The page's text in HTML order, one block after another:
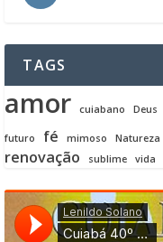
TAGS
amor cuiabano Deus
futuro fé mimoso Natureza
renovação sublime vida